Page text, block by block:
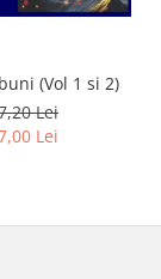
(Vol 1 si 2)
Lei
Lei